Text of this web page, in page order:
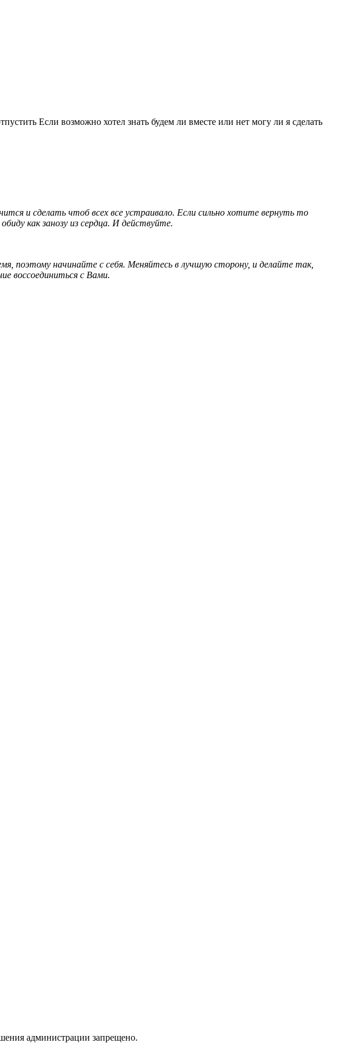
Если возможно хотел знать будем ли вместе или нет могу ли я сделать
и сделать чтоб всех все устраивало. Если сильно хотите вернуть то
как занозу из сердца. И действуйте.
начинайте с себя. Меняйтесь в лучшую сторону, и делайте так,
воссоединиться с Вами.
администрации запрещено.